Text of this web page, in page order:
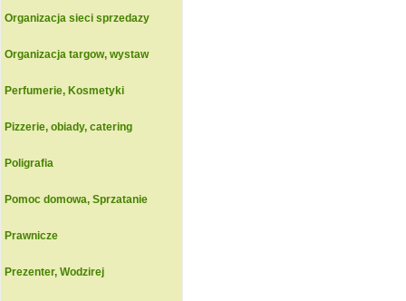
Organizacja sieci sprzedazy
Organizacja targow, wystaw
Perfumerie, Kosmetyki
Pizzerie, obiady, catering
Poligrafia
Pomoc domowa, Sprzatanie
Prawnicze
Prezenter, Wodzirej